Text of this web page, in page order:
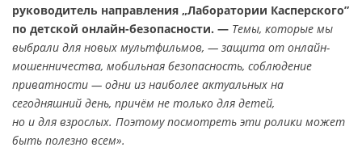
руководитель направления „Лаборатории Касперского”
по детской онлайн-безопасности. — Темы, которые мы
выбрали для новых мультфильмов, — защита от онлайн-
мошенничества, мобильная безопасность, соблюдение
приватности — одни из наиболее актуальных на
сегодняшний день, причём не только для детей,
но и для взрослых. Поэтому посмотреть эти ролики может
быть полезно всем».